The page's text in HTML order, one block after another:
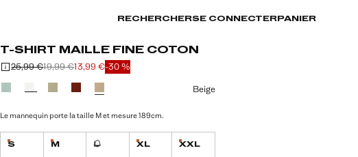
RECHERCHERSE CONNECTER PANIER
T-SHIRT MAILLE FINE COTON
Prix initial barré [25,99 € ]
25,99 €
Deuxième prix barré [19,99 € ]
19,99 €
Prix actuel [13,99 € ]13,99 €-30 %
Choisissez une couleur
Beige
Le mannequin porte la taille M et mesure 189cm.
S
Dernières unités !
M
Dernières unités !
L
Non disponible. Je le veux !
XL
Dernières unités !
XXL
Dernières unités !